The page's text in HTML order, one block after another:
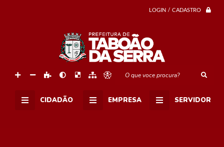
LOGIN / CADASTRO
O que voce procura?
CIDADÃO EMPRESA SERVIDOR